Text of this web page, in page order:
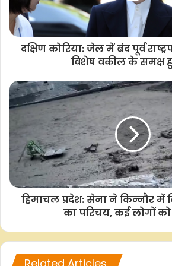
F
c
e
b
o
k
W
a
t
A
p
p
T
w
i
t
t
e
r
C
o
p
y
n
k
S
h
a
r
दक्षिण कोरिया: जेल में बंद पूर्व
विशेष वकील के समक्ष
हिमाचल प्रदेश: सेना ने किन्नौर में
का परिचय, कई लोगों